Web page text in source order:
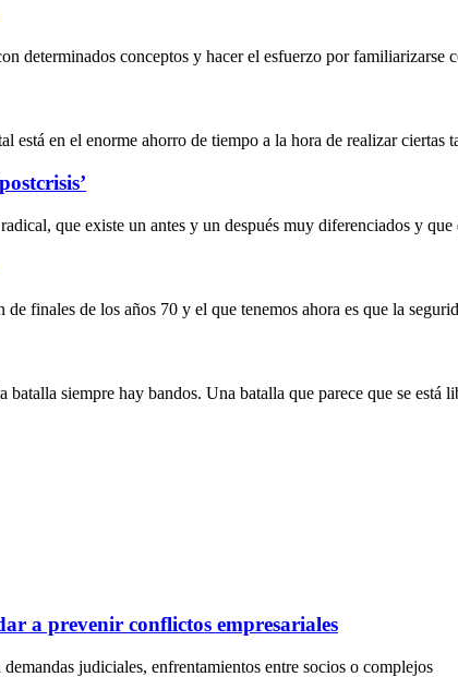
determinados conceptos y hacer el esfuerzo por familiarizarse
en el enorme ahorro de tiempo a la hora de realizar ciertas
que existe un antes y un después muy diferenciados y
finales de los años 70 y el que tenemos ahora es que la
siempre hay bandos. Una batalla que parece que se está
a prevenir conflictos empresariales
judiciales, enfrentamientos entre socios o complejos